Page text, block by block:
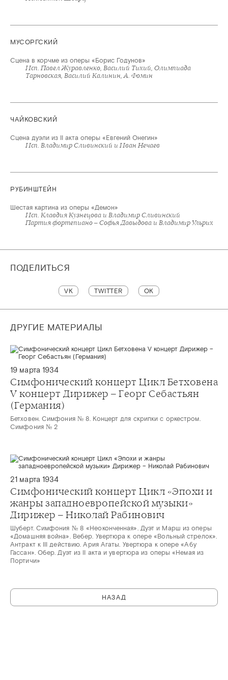
МУСОРГСКИЙ
Сцена в корчме из оперы «Борис Годунов»
Исп. Павел Журавленко, Василий Тихий, Олимпиада
ЧАЙКОВСКИЙ
Сцена дуэли из II акта оперы «Евгений Онегин»
РУБИНШТЕЙН
Шестая картина из оперы «Демон»
Исп. Клавдия Кузнецова и Владимир Сливинский
Партия фортепиано – Софья Давыдова и Владимир Ульрих
ПОДЕЛИТЬСЯ
VK TWITTER OK
ДРУГИЕ МАТЕРИАЛЫ
19 марта 1934
Симфонический концерт Цикл Бетховена
V концерт Дирижер – Георг Себастьян
(Германия)
Бетховен. Симфония № 8. Концерт для скрипки с оркестром.
Симфония № 2
21 марта 1934
Симфонический концерт Цикл «Эпохи и
жанры западноевропейской музыки»
Дирижер – Николай Рабинович
Шуберт. Симфония № 8 «Неоконченная». Дуэт и Марш из оперы
«Домашняя война». Вебер. Увертюра к опере «Вольный стрелок».
Антракт к III действию. Ария Агаты. Увертюра к опере «Абу
Гассан». Обер. Дуэт из II акта и увертюра из оперы «Немая из
Портичи»
НАЗАД